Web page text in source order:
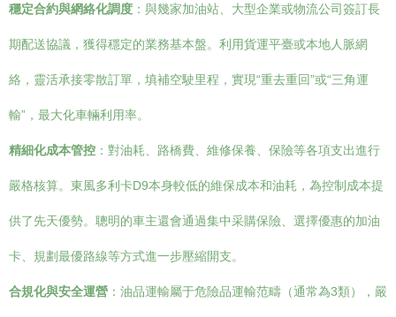
穩定合約與網絡化調度 ：與幾家加油站、大型企業或物流公司簽訂長
期配送協議，獲得穩定的業務基本盤。利用貨運平臺或本地人脈網
絡，靈活承接零散訂單，填補空駛里程，實現“重去重回”或“三角運
輸”，最大化車輛利用率。
精細化成本管控 ：對油耗、路橋費、維修保養、保險等各項支出進行
嚴格核算。東風多利卡D9本身較低的維保成本和油耗，為控制成本提
供了先天優勢。聰明的車主還會通過集中采購保險、選擇優惠的加油
卡、規劃最優路線等方式進一步壓縮開支。
合規化與安全運營 ：油品運輸屬于危險品運輸范疇（通常為3類），嚴